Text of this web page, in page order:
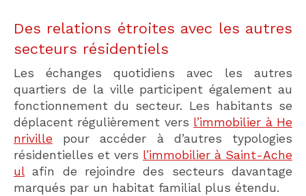
Des relations étroites avec les autres
secteurs résidentiels
Les échanges quotidiens avec les autres
quartiers de la ville participent également au
fonctionnement du secteur. Les habitants se
déplacent régulièrement vers l’immobilier à He
nriville pour accéder à d’autres typologies
résidentielles et vers l’immobilier à Saint-Ache
ulafin de rejoindre des secteurs davantage
marqués par un habitat familial plus étendu.